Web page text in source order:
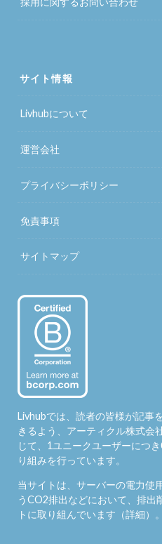
サイト情報
Livhubについて
運営会社
プライバシーポリシー
免責事項
サイトマップ
Livhubでは、読者の皆様が記事
きるよう、アーティクル株式会
じて、1ユニークユーザーにつ
り組みを行っています。
当サイトは、サーバーの電力使
うCO2排出などにおいて、排出
トに取り組んでいます（詳細）。